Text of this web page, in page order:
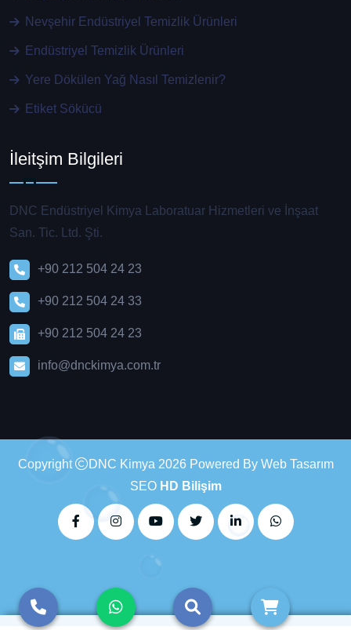
Nevşehir Endüstriyel Temizlik Ürünleri
Endüstriyel Temizlik Ürünleri
Yere Dökülen Yağ Nasıl Temizlenir?
Etiket Sökücü
İleitşim Bilgileri
DNC Endüstriyel Kimya Laboratuar Hizmetleri ve İnşaat
San. Tic. Ltd. Şti.
+90 212 504 24 23
+90 212 504 24 33
+90 212 504 24 23
info@dnckimya.com.tr
Copyright
DNC Kimya 2026 Powered By Web Tasarım
SEO HD Bilişim